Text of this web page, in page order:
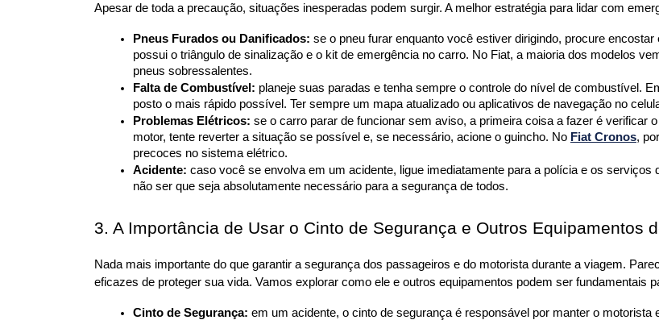
Apesar de toda a precaução, situações inesperadas podem surgir. A melhor estratégia para lidar com
Pneus Furados ou Danificados: se o pneu furar enquanto você estiver dirigindo, procure
possui o triângulo de sinalização e o kit de emergência no carro. No Fiat, a maioria dos modelos
pneus sobressalentes.
Falta de Combustível: planeje suas paradas e tenha sempre o controle do nível de combustível.
posto o mais rápido possível. Ter sempre um mapa atualizado ou aplicativos de navegação no
Problemas Elétricos: se o carro parar de funcionar sem aviso, a primeira coisa a fazer é verificar
motor, tente reverter a situação se possível e, se necessário, acione o guincho. No Fiat Cronos,
precoces no sistema elétrico.
Acidente: caso você se envolva em um acidente, ligue imediatamente para a polícia e os
não ser que seja absolutamente necessário para a segurança de todos.
3. A Importância de Usar o Cinto de Segurança e Outros Equipamentos
Nada mais importante do que garantir a segurança dos passageiros e do motorista durante a viagem.
eficazes de proteger sua vida. Vamos explorar como ele e outros equipamentos podem ser fundamentais
Cinto de Segurança: em um acidente, o cinto de segurança é responsável por manter o